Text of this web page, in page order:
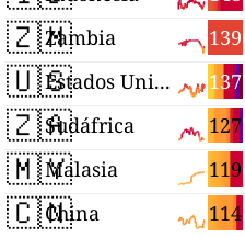
🇿🇲 139
Zambia
🇺🇸 137
Estados Unidos
🇿🇦 127
Sudáfrica
🇲🇾 119
Malasia
🇨🇳 114
China